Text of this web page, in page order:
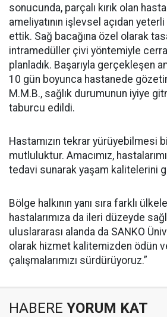
sonucunda, parçalı kırık olan
ameliyatının işlevsel açıdan yeterli
ettik. Sağ bacağına özel olarak
intramedüller çivi yöntemiyle
planladık. Başarıyla gerçekleşen
10 gün boyunca hastanede
M.M.B., sağlık durumunun iyiye
taburcu edildi.
Hastamızın tekrar yürüyebilmesi
mutluluktur. Amacımız,
tedavi sunarak yaşam kalitelerini
Bölge halkının yanı sıra farklı
hastalarımıza da ileri düzeyde
uluslararası alanda da SANKO
olarak hizmet kalitemizden ödün
çalışmalarımızı sürdürüyoruz.”
HABERE YORUM KAT